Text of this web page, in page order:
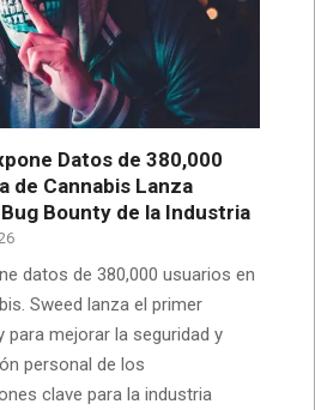
Datos de 380,000
de Cannabis Lanza
Bounty de la Industria
datos de 380,000 usuarios en
Sweed lanza el primer
para mejorar la seguridad y
personal de los
clave para la industria